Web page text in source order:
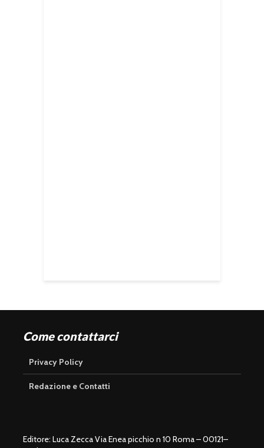
Come contattarci
Privacy Policy
Redazione e Contatti
Editore: Luca Zecca Via Enea picchio n 10 Roma – 00121–